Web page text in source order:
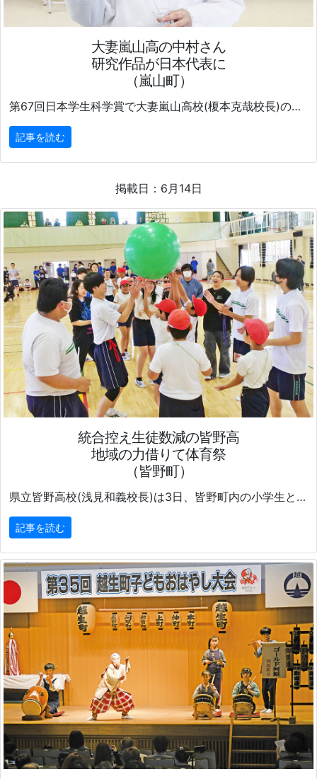
大妻嵐山高の中村さん
研究作品が日本代表に
（嵐山町）
第67回日本学生科学賞で大妻嵐山高校(榎本克哉校長)の中村風香さん(3年)の研究作品が日本代表に選出され、
記事を読む
掲載日：6月14日
統合控え生徒数減の皆野高
地域の力借りて体育祭
（皆野町）
県立皆野高校(浅見和義校長)は3日、皆野町内の小学生と卒業生を招いて体育祭を開催した。
記事を読む